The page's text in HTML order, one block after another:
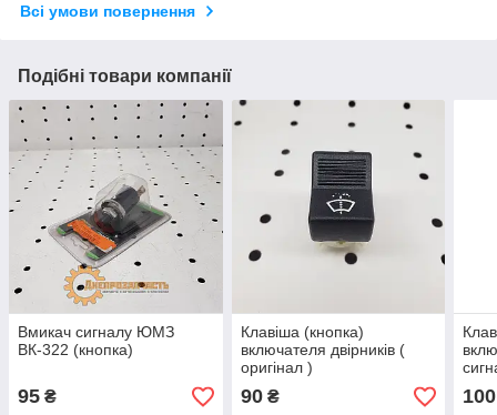
Всі умови повернення
Подібні товари компанії
Вмикач сигналу ЮМЗ
ВК-322 (кнопка)
95 ₴
Клавіша (кнопка)
включателя двірників (
оригінал )
90₴ 100